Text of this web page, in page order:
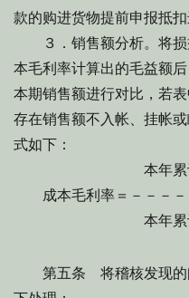
款的购进货物提前申报抵扣
３．销售额分析。将损
本毛利率计算出的毛益额
本期销售额进行对比，若
存在销售额不入帐、挂帐
式如下：
本年累计毛
成本毛利率＝－－－－
本年累计销
第五条 将稽核发现的